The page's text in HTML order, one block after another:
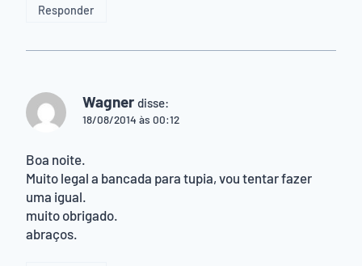
Responder
Wagner disse:
18/08/2014 às 00:12
Boa noite.
Muito legal a bancada para tupia, vou tentar fazer
uma igual.
muito obrigado.
abraços.